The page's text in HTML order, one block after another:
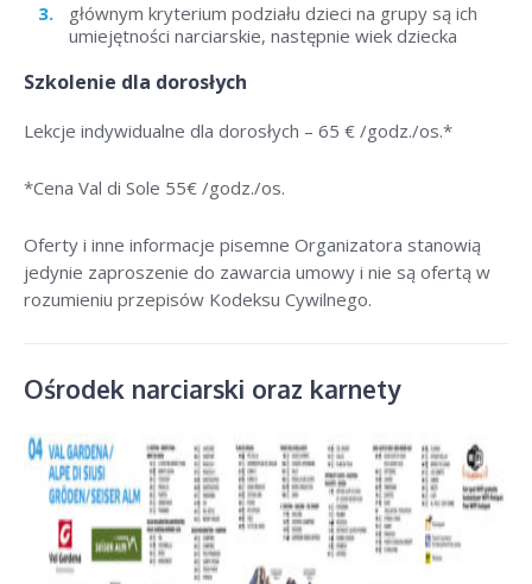
głównym kryterium podziału dzieci na grupy są ich
umiejętności narciarskie, następnie wiek dziecka
Szkolenie dla dorosłych
Lekcje indywidualne dla dorosłych – 65 € /godz./os.*
*Cena Val di Sole 55€ /godz./os.
Oferty i inne informacje pisemne Organizatora stanowią
jedynie zaproszenie do zawarcia umowy i nie są ofertą w
rozumieniu przepisów Kodeksu Cywilnego.
Ośrodek narciarski oraz karnety